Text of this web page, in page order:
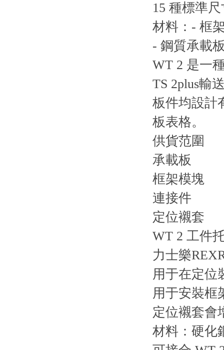
15 種標準
材料：- 框
- 鋼質承載
WT 2 是一
TS 2plus輸
板件均設計
板表格。
供貨范圍
承載板
框架模塊
連接件
定位襯套
WT 2 工件
力士樂
用于在定位
用于安裝框
定位襯套會
材料：硬化